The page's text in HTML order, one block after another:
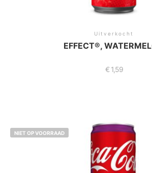
Uitverkocht
EFFECT®,
€1,59
NIET OP VOORRAAD